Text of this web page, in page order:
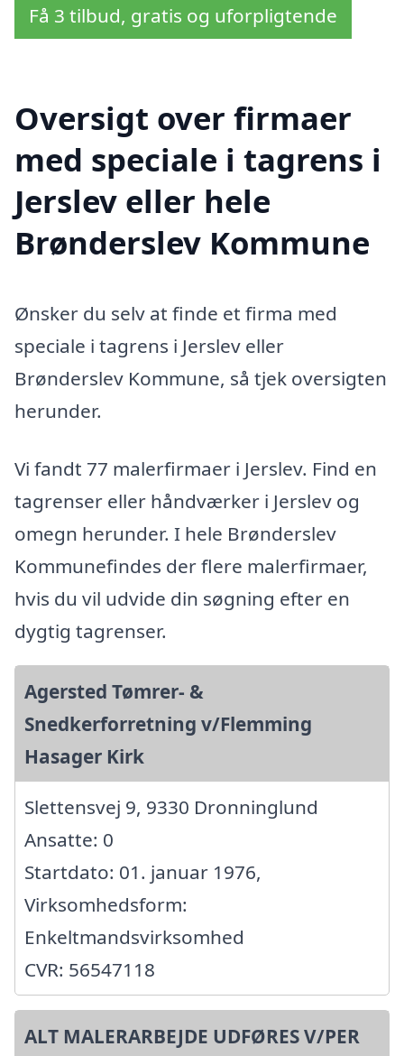
Få 3 tilbud, gratis og uforpligtende
Oversigt over firmaer
med speciale i tagrens i
Jerslev eller hele
Brønderslev Kommune
Ønsker du selv at finde et firma med
speciale i tagrens i Jerslev eller
Brønderslev Kommune, så tjek oversigten
herunder.
Vi fandt 77 malerfirmaer i Jerslev. Find en
tagrenser eller håndværker i Jerslev og
omegn herunder. I hele Brønderslev
Kommunefindes der flere malerfirmaer,
hvis du vil udvide din søgning efter en
dygtig tagrenser.
Agersted Tømrer- &
Snedkerforretning v/Flemming
Hasager Kirk
Slettensvej 9, 9330 Dronninglund
Ansatte: 0
Startdato: 01. januar 1976,
Virksomhedsform:
Enkeltmandsvirksomhed
CVR: 56547118
ALT MALERARBEJDE UDFØRES V/PER